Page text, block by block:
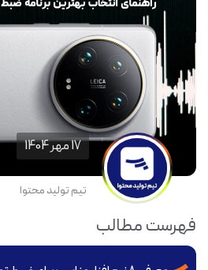
17 مهر 1404
تیم تولید محتوا
فهرست مطالب